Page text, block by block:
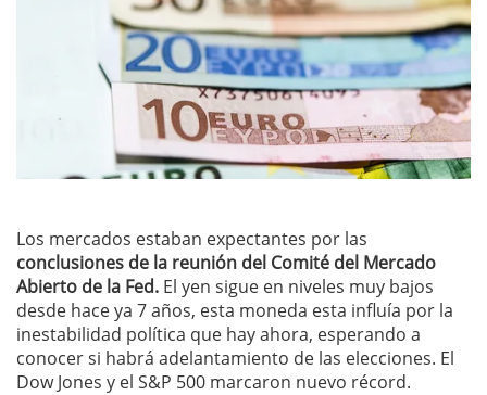
Los mercados estaban expectantes por las
conclusiones de la reunión del Comité del Mercado
Abierto de la Fed. El yen sigue en niveles muy bajos
desde hace ya 7 años, esta moneda esta influía por la
inestabilidad política que hay ahora, esperando a
conocer si habrá adelantamiento de las elecciones. El
Dow Jones y el S&P 500 marcaron nuevo récord.